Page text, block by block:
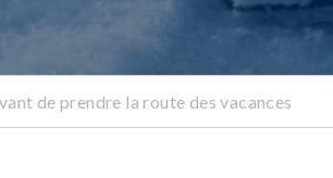
de prendre la route des vacances